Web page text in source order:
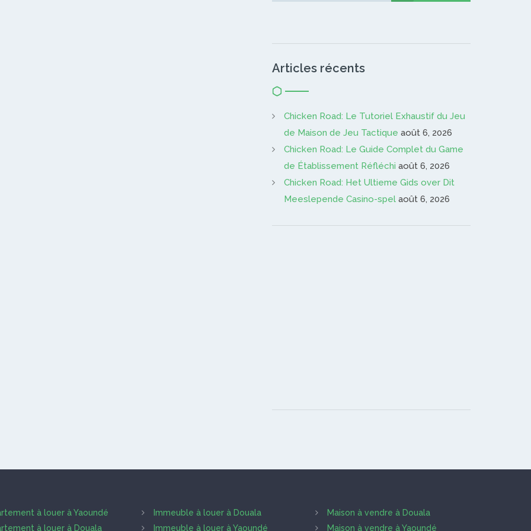
Articles récents
Chicken Road: Le Tutoriel Exhaustif du Jeu
de Maison de Jeu Tactique août 6, 2026
Chicken Road: Le Guide Complet du Game
de Établissement Réfléchi août 6, 2026
Chicken Road: Het Ultieme Gids over Dit
Meeslepende Casino-spel août 6, 2026
à louer à Yaoundé
à louer à Douala
Immeuble à louer à Douala
Immeuble à louer à Yaoundé
Maison à vendre à Douala
Maison à vendre à Yaoundé